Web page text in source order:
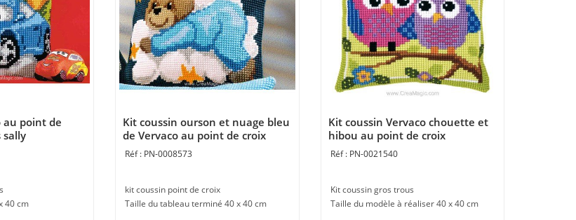
au point de
sally
40 cm
Kit coussin ourson et nuage bleu
de Vervaco au point de croix
PN-0008573
kit coussin point de croix
Taille du tableau terminé 40 x 40 cm
Kit coussin Vervaco chouette et
hibou au point de croix
PN-0021540
Kit coussin gros trous
Taille du modèle à réaliser 40 x 40 cm